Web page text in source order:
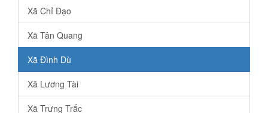
Xã Chỉ Đạo
Xã Tân Quang
Xã Đình Dù
Xã Lương Tài
Xã Trưng Trắc